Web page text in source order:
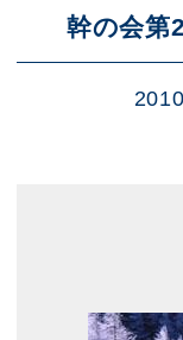
幹の会第
アクセス